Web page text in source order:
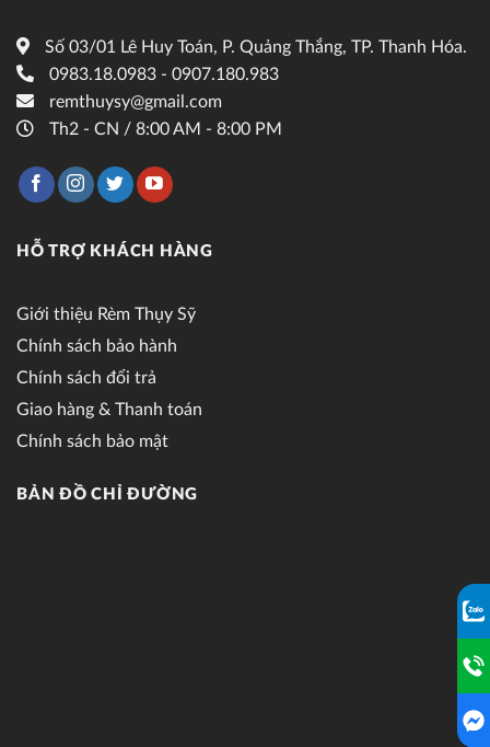
Số 03/01 Lê Huy Toán, P. Quảng Thắng, TP. Thanh Hóa.
0983.18.0983 - 0907.180.983
remthuysy@gmail.com
Th2 - CN / 8:00 AM - 8:00 PM
HỖ TRỢ KHÁCH HÀNG
Giới thiệu Rèm Thụy Sỹ
Chính sách bảo hành
Chính sách đổi trả
Giao hàng & Thanh toán
Chính sách bảo mật
BẢN ĐỒ CHỈ ĐƯỜNG